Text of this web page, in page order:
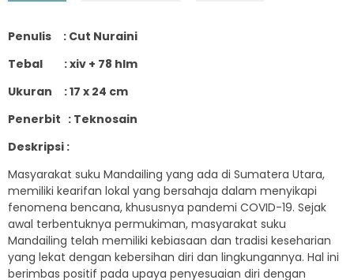
Penulis : Cut Nuraini
Tebal : xiv + 78 hlm
Ukuran : 17 x 24 cm
Penerbit : Teknosain
Deskripsi :
Masyarakat suku Mandailing yang ada di Sumatera Utara,
memiliki kearifan lokal yang bersahaja dalam menyikapi
fenomena bencana, khususnya pandemi COVID-19. Sejak
awal terbentuknya permukiman, masyarakat suku
Mandailing telah memiliki kebiasaan dan tradisi keseharian
yang lekat dengan kebersihan diri dan lingkungannya. Hal ini
berimbas positif pada upaya penyesuaian diri dengan